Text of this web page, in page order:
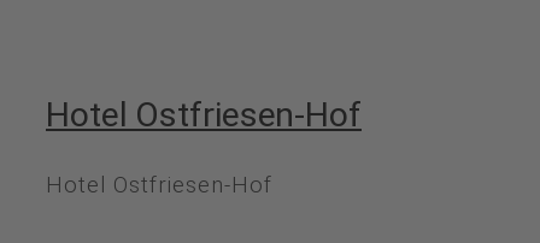
Hotel Ostfriesen-Hof
Hotel Ostfriesen-Hof